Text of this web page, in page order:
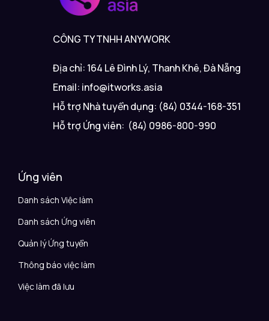
CÔNG TY TNHH ANYWORK
Địa chỉ: 164 Lê Đình Lý, Thanh Khê, Đà Nẵng
Email: info@itworks.asia
Hỗ trợ Nhà tuyển dụng: (84) 0344-168-351
Hỗ trợ Ứng viên: (84) 0986-800-990
Ứng viên
Danh sách Việc làm
Danh sách Ứng viên
Quản lý Ứng tuyển
Thông báo việc làm
Việc làm đã lưu